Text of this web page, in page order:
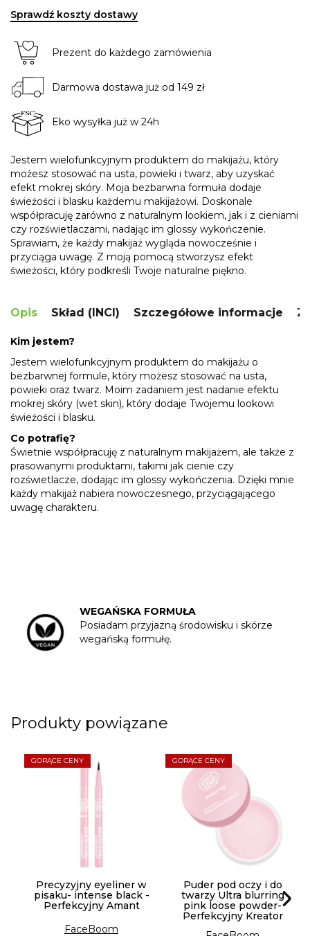
Sprawdź koszty dostawy
Prezent do każdego zamówienia
Darmowa dostawa już od 149 zł
Eko wysyłka już w 24h
Jestem wielofunkcyjnym produktem do makijażu, który
możesz stosować na usta, powieki i twarz, aby uzyskać
efekt mokrej skóry. Moja bezbarwna formuła dodaje
świeżości i blasku każdemu makijażowi. Doskonale
współpracuję zarówno z naturalnym lookiem, jak i z cieniami
czy rozświetlaczami, nadając im glossy wykończenie.
Sprawiam, że każdy makijaż wygląda nowocześnie i
przyciąga uwagę. Z moją pomocą stworzysz efekt
świeżości, który podkreśli Twoje naturalne piękno.
Opis Skład (INCI) Szczegółowe informacje
Kim jestem?
Jestem wielofunkcyjnym produktem do makijażu o
bezbarwnej formule, który możesz stosować na usta,
powieki oraz twarz. Moim zadaniem jest nadanie efektu
mokrej skóry (wet skin), który dodaje Twojemu lookowi
świeżości i blasku.
Co potrafię?
Świetnie współpracuję z naturalnym makijażem, ale także z
prasowanymi produktami, takimi jak cienie czy
rozświetlacze, dodając im glossy wykończenia. Dzięki mnie
każdy makijaż nabiera nowoczesnego, przyciągającego
uwagę charakteru.
WEGAŃSKA FORMUŁA
Posiadam przyjazną środowisku i skórze
wegańską formułę.
Produkty powiązane
GORĄCE CENY
Precyzyjny eyeliner w
pisaku- intense black -
Perfekcyjny Amant
FaceBoom
GORĄCE CENY
Puder pod oczy i do
twarzy Ultra blurring
pink loose powder-
Perfekcyjny Kreator